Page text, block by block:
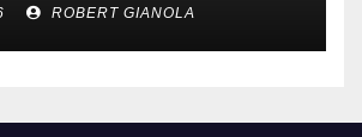
ROBERT GIANOLA